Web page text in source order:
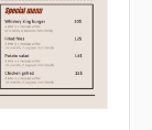
gratuito de
de
ajudará
menu de